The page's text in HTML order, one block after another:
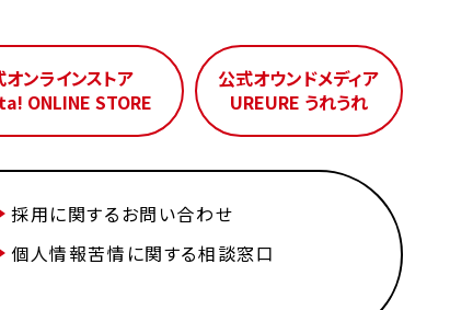
ンラインストア
ONLINE STORE
公式オウンドメディア
UREURE うれうれ
採用に関するお問い合わせ
個人情報苦情に関する相談窓口